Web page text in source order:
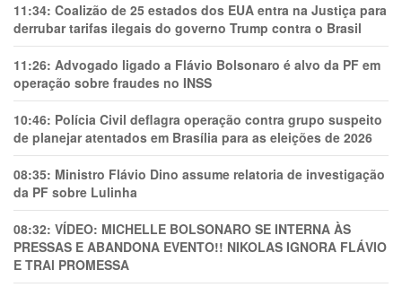
11:34: Coalizão de 25 estados dos EUA entra na Justiça para
derrubar tarifas ilegais do governo Trump contra o Brasil
11:26: Advogado ligado a Flávio Bolsonaro é alvo da PF em
operação sobre fraudes no INSS
10:46: Polícia Civil deflagra operação contra grupo suspeito
de planejar atentados em Brasília para as eleições de 2026
08:35: Ministro Flávio Dino assume relatoria de investigação
da PF sobre Lulinha
08:32: VÍDEO: MICHELLE BOLSONARO SE INTERNA ÀS
PRESSAS E ABANDONA EVENTO!! NIKOLAS IGNORA FLÁVIO
E TRAl PROMESSA